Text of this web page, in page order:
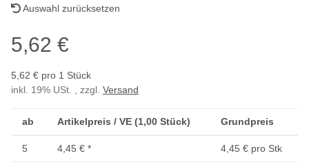
Auswahl zurücksetzen
5,62 €
5,62 € pro 1 Stück
inkl. 19% USt. , zzgl. Versand
ab Artikelpreis / VE (1,00 Stück) Grundpreis
5 4,45 € * 4,45 € pro Stk